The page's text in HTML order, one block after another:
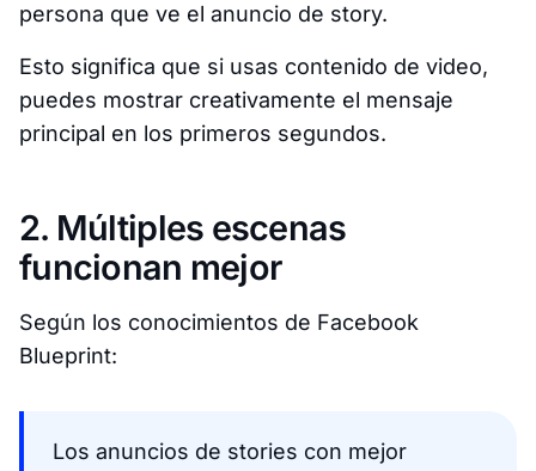
persona que ve el anuncio de story.
Esto significa que si usas contenido de video,
puedes mostrar creativamente el mensaje
principal en los primeros segundos.
2. Múltiples escenas
funcionan mejor
Según los conocimientos de Facebook
Blueprint:
Los anuncios de stories con mejor